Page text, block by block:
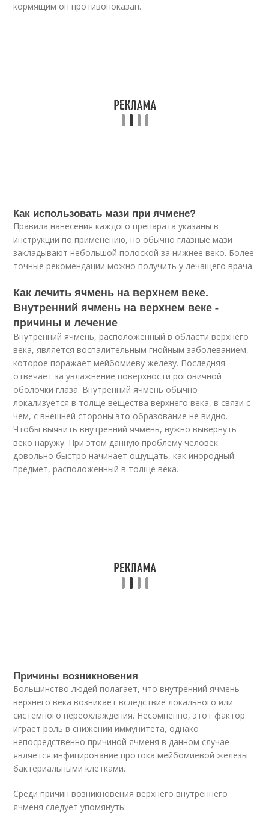
кормящим он противопоказан.
Как использовать мази при ячмене?
Правила нанесения каждого препарата указаны в
инструкции по применению, но обычно глазные мази
закладывают небольшой полоской за нижнее веко. Более
точные рекомендации можно получить у лечащего врача.
Как лечить ячмень на верхнем веке.
Внутренний ячмень на верхнем веке -
причины и лечение
Внутренний ячмень, расположенный в области верхнего
века, является воспалительным гнойным заболеванием,
которое поражает мейбомиеву железу. Последняя
отвечает за увлажнение поверхности роговичной
оболочки глаза. Внутренний ячмень обычно
локализуется в толще вещества верхнего века, в связи с
чем, с внешней стороны это образование не видно.
Чтобы выявить внутренний ячмень, нужно вывернуть
веко наружу. При этом данную проблему человек
довольно быстро начинает ощущать, как инородный
предмет, расположенный в толще века.
Причины возникновения
Большинство людей полагает, что внутренний ячмень
верхнего века возникает вследствие локального или
системного переохлаждения. Несомненно, этот фактор
играет роль в снижении иммунитета, однако
непосредственно причиной ячменя в данном случае
является инфицирование протока мейбомиевой железы
бактериальными клетками.
Среди причин возникновения верхнего внутреннего
ячменя следует упомянуть: